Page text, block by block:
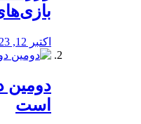
اکتبر 12, 2023
دومین
است